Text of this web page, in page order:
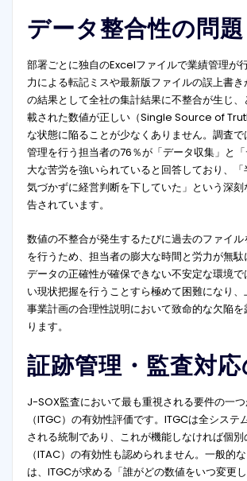
データ整合性の問題
部署ごとに独自のExcelファイルで業績管理が
力による転記ミスや最新版ファイルの誤上書
の結果として全社の集計結果に不整合が生じ
載された数値が正しい（Single Source of
な状態に陥ることが少なくありません。調査
管理を行う担当者の76％が「データ収集」と
大な苦労を強いられていると回答しており、
気づかずに経営判断を下していた」という深
告されています。
数値の不整合が発生するたびに過去のファイ
を行うため、担当者の膨大な時間と労力が無駄
データの正確性が確保できない不安定な環境で
い現状把握を行うことすら極めて困難になり
事業計画の合理性説明において致命的な欠陥
ります。
証跡管理・監査対
J-SOX監査において最も重視される要件の一
（ITGC）の有効性評価です。ITGCは全システ
される統制であり、これが機能しなければ個
（ITAC）の有効性も認められません。一般的
は、ITGCが求める「誰がどの数値をいつ変更